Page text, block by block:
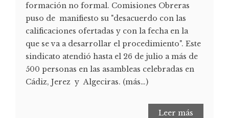
formación no formal. Comisiones Obreras
puso de manifiesto su "desacuerdo con las
calificaciones ofertadas y con la fecha en la
que se va a desarrollar el procedimiento". Este
sindicato atendió hasta el 26 de julio a más de
500 personas en las asambleas celebradas en
Cádiz, Jerez y Algeciras. (más…)
Leer más